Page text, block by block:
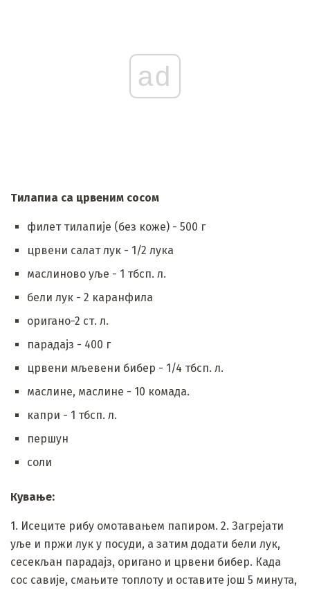
ad
Тилапиа са црвеним сосом
филет тилапије (без коже) - 500 г
црвени салат лук - 1/2 лука
маслиново уље - 1 тбсп. л.
бели лук - 2 каранфила
оригано-2 ст. л.
парадајз - 400 г
црвени мљевени бибер - 1/4 тбсп. л.
маслине, маслине - 10 комада.
капри - 1 тбсп. л.
першун
соли
Кување:
1. Исеците рибу омотавањем папиром. 2. Загрејати
уље и пржи лук у посуди, а затим додати бели лук,
сесекљан парадајз, оригано и црвени бибер. Када
сос савије, смањите топлоту и оставите још 5 минута,